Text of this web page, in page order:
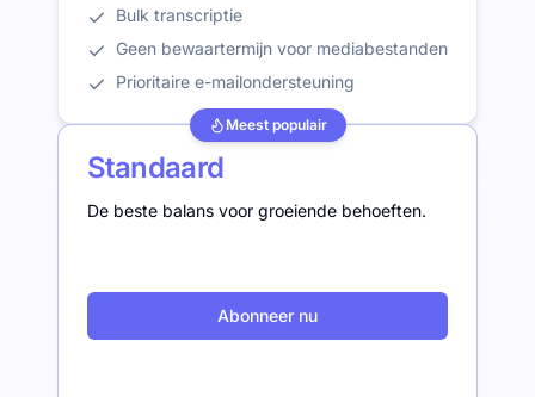
Bulk transcriptie
Geen bewaartermijn voor mediabestanden
Prioritaire e-mailondersteuning
Meest populair
Standaard
De beste balans voor groeiende behoeften.
Abonneer nu